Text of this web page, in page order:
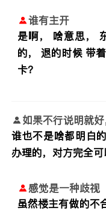
谁有主开
是啊， 啥意思，
的， 退的时候 带
卡？
如果不行说明就
谁也不是啥都明白
办理的，对方完全
感觉是一种歧视
虽然楼主有做的不